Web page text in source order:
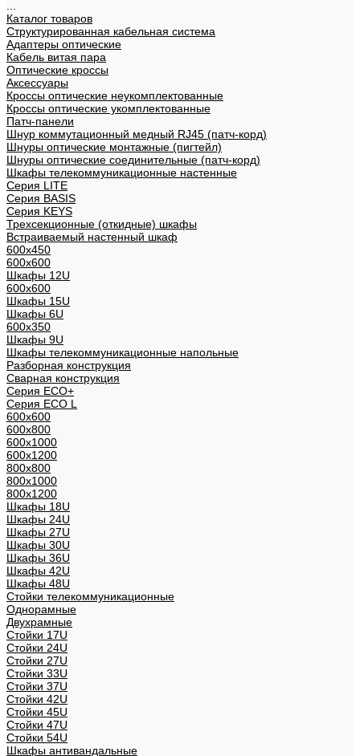
Каталог товаров
Структурированная кабельная система
Адаптеры оптические
Кабель витая пара
Оптические кроссы
Аксессуары
Кроссы оптические неукомплектованные
Кроссы оптические укомплектованные
Патч-панели
Шнур коммутационный медный RJ45 (патч-корд)
Шнуры оптические монтажные (пигтейл)
Шнуры оптические соединительные (патч-корд)
Шкафы телекоммуникационные настенные
Cерия LITE
Cерия BASIS
Cерия KEYS
Трехсекционные (откидные) шкафы
Встраиваемый настенный шкаф
600x450
600x600
Шкафы 12U
600x600
Шкафы 15U
Шкафы 6U
600x350
Шкафы 9U
Шкафы телекоммуникационные напольные
Разборная конструкция
Сварная конструкция
Серия ECO+
Серия ECO L
600x600
600x800
600х1000
600х1200
800x800
800х1000
800х1200
Шкафы 18U
Шкафы 24U
Шкафы 27U
Шкафы 30U
Шкафы 36U
Шкафы 42U
Шкафы 48U
Стойки телекоммуникационные
Однорамные
Двухрамные
Стойки 17U
Стойки 24U
Стойки 27U
Стойки 33U
Стойки 37U
Стойки 42U
Стойки 45U
Стойки 47U
Стойки 54U
Шкафы антивандальные